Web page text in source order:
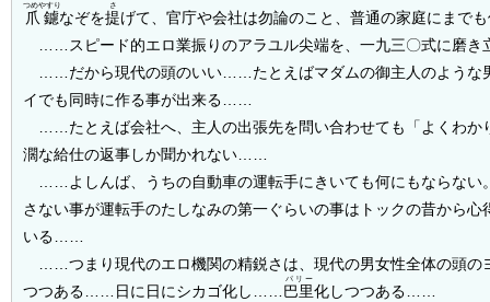
爪鑢
つめやすり
なぞを提
さ
げて、官庁や会社は勿論のこと、普通の家庭にまで
……スピード的エロ業振りのアラユル尖端を、一九三〇式に磨
……だから現代の頭のいい……たとえばマダムの御主人のような
イでも同時に作る事が出来る……
……たとえば会社へ、主人の出張先を問い合わせても「よくわか
濶な給仕の返事しか聞かれない……
……よしんば、うちの自動車の運転手にきいても何にもならない
さない事が運転手のたしなみの第一ぐらいの事はトックの昔から心
いる……
……つまり現代のエロ機関の精鋭さは、現代の男女性全体の頭の
つつある……日に日にシカゴ化し…… 巴里
パリー
化しつつある……